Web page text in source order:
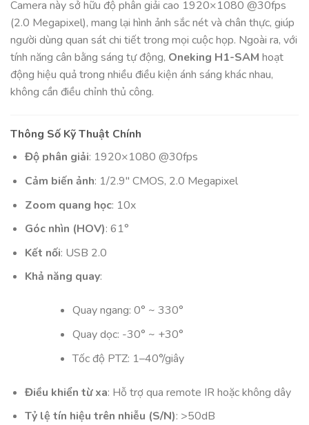
Camera này sở hữu độ phân giải cao 1920×1080 @30fps
(2.0 Megapixel), mang lại hình ảnh sắc nét và chân thực, giúp
người dùng quan sát chi tiết trong mọi cuộc họp. Ngoài ra, với
tính năng cân bằng sáng tự động, Oneking H1-SAM hoạt
động hiệu quả trong nhiều điều kiện ánh sáng khác nhau,
không cần điều chỉnh thủ công.
Thông Số Kỹ Thuật Chính
Độ phân giải: 1920×1080 @30fps
Cảm biến ảnh: 1/2.9″ CMOS, 2.0 Megapixel
Zoom quang học: 10x
Góc nhìn (HOV): 61°
Kết nối: USB 2.0
Khả năng quay:
Quay ngang: 0° ~ 330°
Quay dọc: -30° ~ +30°
Tốc độ PTZ: 1–40°/giây
Điều khiển từ xa: Hỗ trợ qua remote IR hoặc không dây
Tỷ lệ tín hiệu trên nhiễu (S/N): >50dB